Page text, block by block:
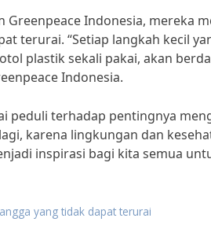
Greenpeace Indonesia, mereka
terurai. “Setiap langkah kecil
plastik sekali pakai, akan
Indonesia.
peduli terhadap pentingnya
karena lingkungan dan
inspirasi bagi kita semua
yang tidak dapat terurai